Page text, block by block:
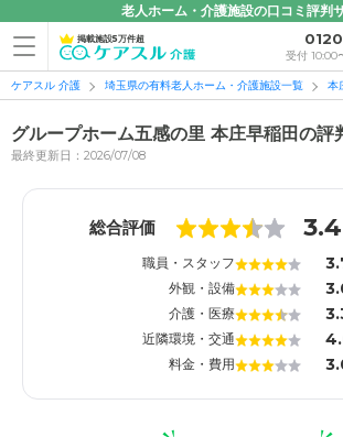
老人ホーム・介護施設の口コミ評判
掲載施設5万件超
受付 10:00
ケアスル 介護 埼玉県の有料老人ホーム・介護施設一覧 本
グループホーム五感の里 本庄早稲田の評
最終更新日：2026/07/08
総合評価 3.4
職員・スタッフ
外観・設備
介護・医療
近隣環境・交通
料金・費用